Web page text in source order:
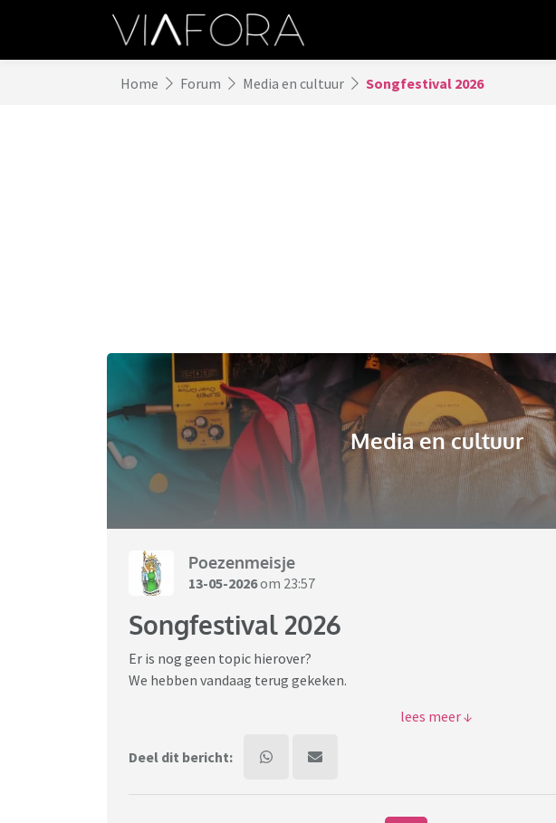
Home Forum Media en cultuur Songfestival 2026
Media en cultuur
Poezenmeisje
13-05-2026om 23:57
Songfestival 2026
Er is nog geen topic hierover?
We hebben vandaag terug gekeken.
Mijn lijstje tot nu toe (in willekeurige volgorde).
Italië
Deel dit bericht: